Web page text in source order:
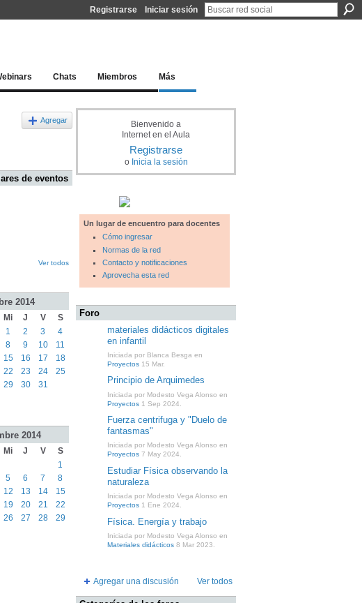
Registrarse Iniciar sesión
Chats Miembros Más
Agregar
de eventos
Ver todos
2014
Mi J V
S
1
2 3
4
8 9 10
11
15 16 17
18
22 23 24
25
29 30 31
2014
Mi J V
S
1
5 6 7
8
12 13 14
15
19 20 21
22
26 27 28
29
Bienvenido a
Internet en el Aula
Registrarse
o Inicia la sesión
Un lugar de encuentro para docentes
Cómo ingresar
Normas de la red
Contacto y notificaciones
Aprovecha esta red
Foro
materiales didácticos digitales
en infantil
Iniciada por Blanca Besga en
Proyectos 15 Mar.
Principio de Arquimedes
Iniciada por Modesto Vega Alonso en
Proyectos 1 Sep 2024.
Fuerza centrifuga y "Duelo de
fantasmas"
Iniciada por Modesto Vega Alonso en
Proyectos 7 May 2024.
Estudiar Física observando la
naturaleza
Iniciada por Modesto Vega Alonso en
Proyectos 1 Ene 2024.
Física. Energía y trabajo
Iniciada por Modesto Vega Alonso en
Materiales didácticos 8 Mar 2023.
Agregar una discusión Ver todos